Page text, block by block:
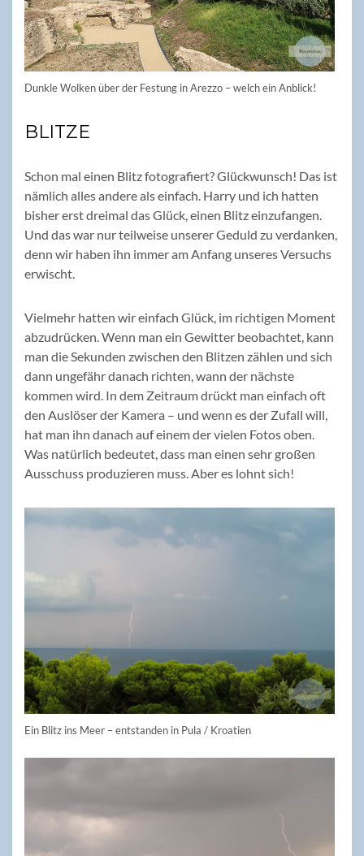
Dunkle Wolken über der Festung in Arezzo – welch ein Anblick!
BLITZE
Schon mal einen Blitz fotografiert? Glückwunsch! Das ist
nämlich alles andere als einfach. Harry und ich hatten
bisher erst dreimal das Glück, einen Blitz einzufangen.
Und das war nur teilweise unserer Geduld zu verdanken,
denn wir haben ihn immer am Anfang unseres Versuchs
erwischt.
Vielmehr hatten wir einfach Glück, im richtigen Moment
abzudrücken. Wenn man ein Gewitter beobachtet, kann
man die Sekunden zwischen den Blitzen zählen und sich
dann ungefähr danach richten, wann der nächste
kommen wird. In dem Zeitraum drückt man einfach oft
den Auslöser der Kamera – und wenn es der Zufall will,
hat man ihn danach auf einem der vielen Fotos oben.
Was natürlich bedeutet, dass man einen sehr großen
Ausschuss produzieren muss. Aber es lohnt sich!
Ein Blitz ins Meer – entstanden in Pula / Kroatien